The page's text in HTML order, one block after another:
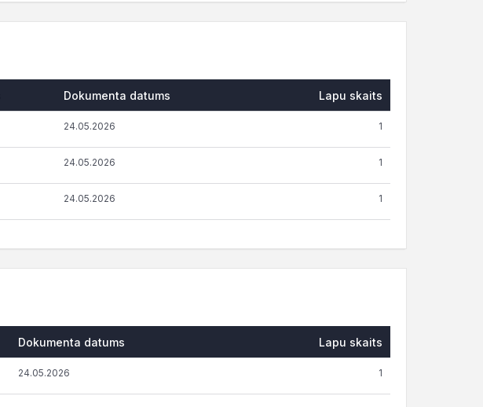
Dokumenta datums Lapu skaits
24.05.2026 1
24.05.2026 1
24.05.2026 1
Dokumenta datums Lapu skaits
24.05.2026 1